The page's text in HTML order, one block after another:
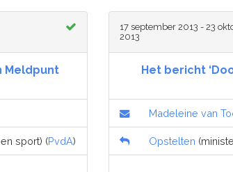
Meldpunt
sport) (PvdA)
17 september 2013 - 23
2013
Het bericht
Madeleine van
Opstelten